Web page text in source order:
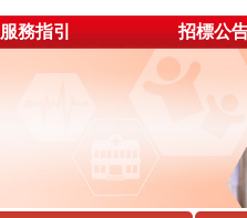
服務指引 招標公